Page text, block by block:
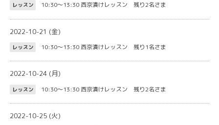
レッスン 10:30～13:30 西京漬けレッスン 残り2名さま
2022-10-21 (金)
レッスン 10:30～13:30 西京漬けレッスン 残り1名さま
2022-10-24 (月)
レッスン 10:30～13:30 西京漬けレッスン 残り2名さま
2022-10-25 (火)